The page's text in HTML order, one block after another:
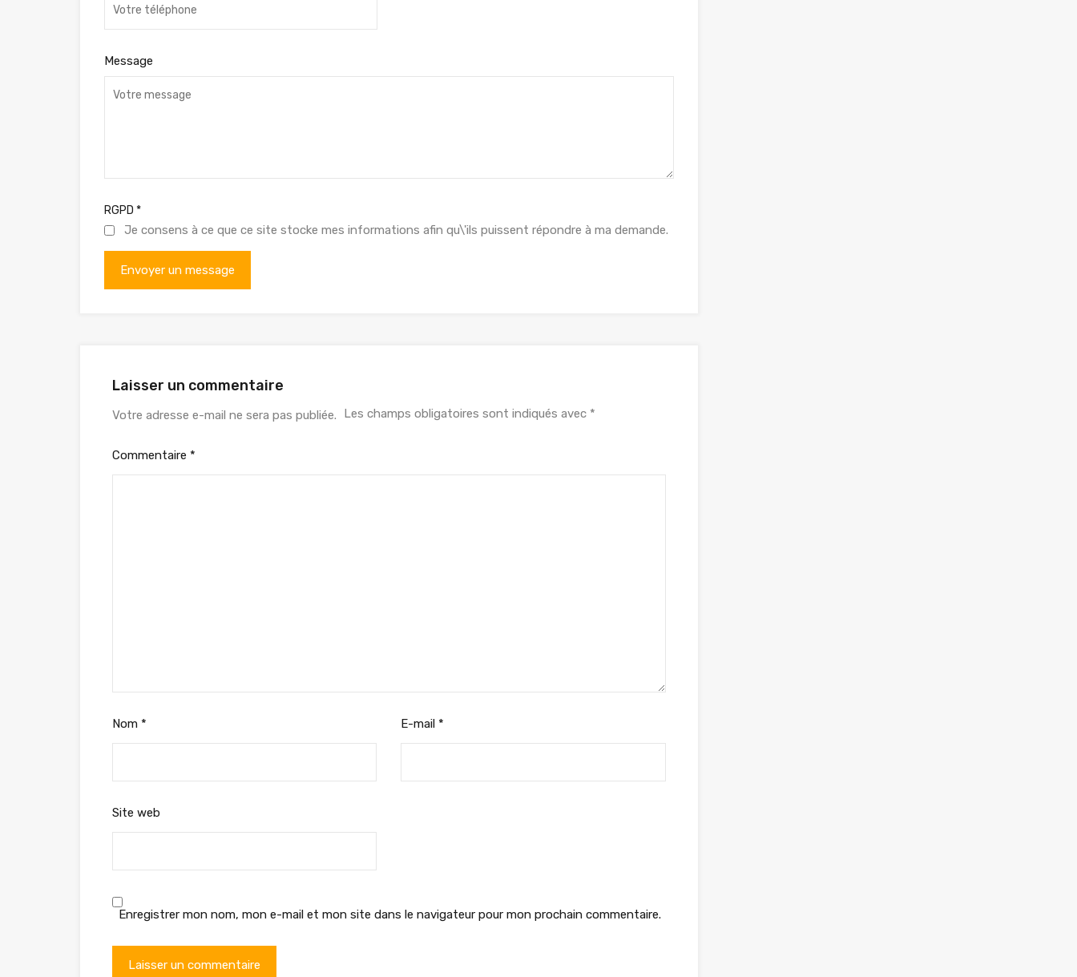
Message
RGPD *
Je consens à ce que ce site stocke mes informations afin qu\'ils puissent répondre à ma demande.
Laisser un commentaire
Votre adresse e-mail ne sera pas publiée. Les champs obligatoires sont indiqués avec *
Commentaire *
Nom * E-mail *
Site web
Enregistrer mon nom, mon e-mail et mon site dans le navigateur pour mon prochain commentaire.